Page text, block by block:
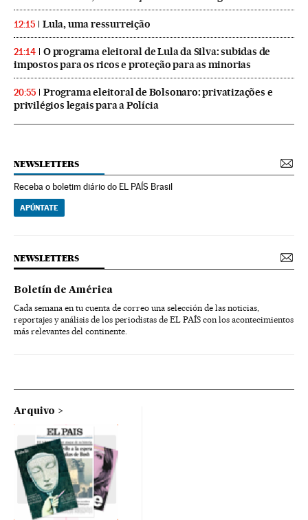
12:15 Lula, uma ressurreição
21:14
O programa eleitoral de Lula da Silva: subidas de
impostos para os ricos e proteção para as minorias
20:55
Programa eleitoral de Bolsonaro: privatizações e
privilégios legais para a Polícia
NEWSLETTERS
Receba o boletim diário do EL PAÍS Brasil
APÚNTATE
NEWSLETTERS
Boletín de América
Cada semana en tu cuenta de correo una selección de las noticias,
reportajes y análisis de los periodistas de EL PAÍS con los acontecimientos
más relevantes del continente.
Arquivo